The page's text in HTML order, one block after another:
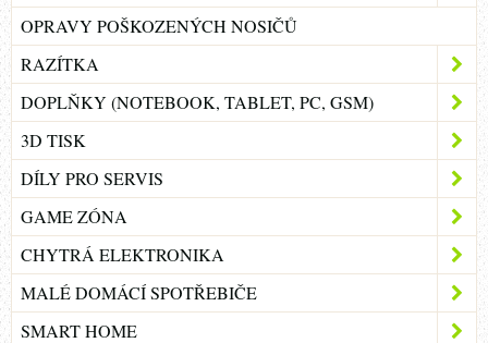
OPRAVY POŠKOZENÝCH NOSIČŮ
RAZÍTKA
DOPLŇKY (NOTEBOOK, TABLET, PC, GSM)
3D TISK
DÍLY PRO SERVIS
GAME ZÓNA
CHYTRÁ ELEKTRONIKA
MALÉ DOMÁCÍ SPOTŘEBIČE
SMART HOME